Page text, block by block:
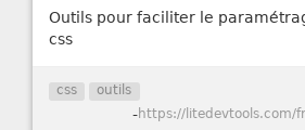
Outils pour faciliter le
css
css outils
-